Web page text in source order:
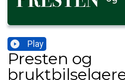
Play
Presten og